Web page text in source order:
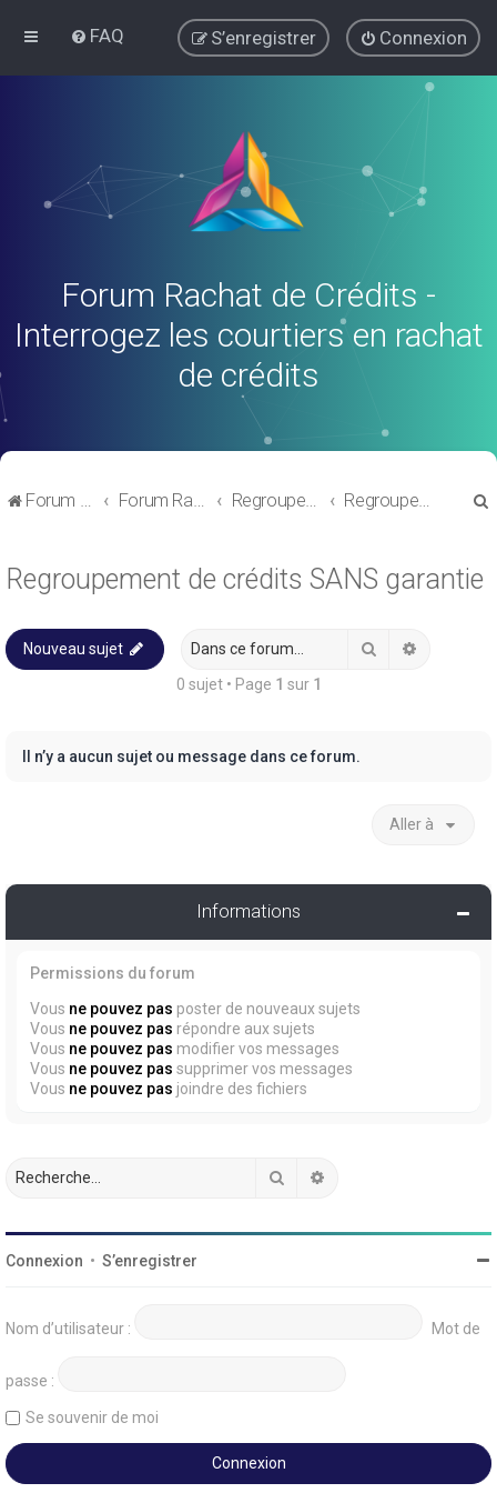
FAQ Connexion
S’enregistrer
Forum Rachat de Crédits -
Interrogez les courtiers en rachat
de crédits
Forum de discussions sur le Regroupement de Crédits et le Rachat de Crédits Forum Rachat de Crédits Regroupement de crédits ou Rachat de Crédits pour Propriétaire Regroupement de crédits SANS garantie
Regroupement de crédits SANS garantie
Nouveau sujet Rechercher
0 sujet • Page 1 sur 1
Il n’y a aucun sujet ou message dans ce forum.
Aller à
Informations
Permissions du forum
Vous ne pouvez pas poster de nouveaux sujets
Vous ne pouvez pas répondre aux sujets
Vous ne pouvez pas modifier vos messages
Vous ne pouvez pas supprimer vos messages
Vous ne pouvez pas joindre des fichiers
Rechercher
Connexion • S’enregistrer
Nom d’utilisateur : Mot de
passe :
Se souvenir de moi